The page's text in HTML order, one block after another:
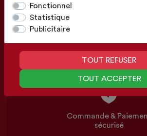
Fonctionnel
Statistique
Publicitaire
TOUT REFUSER
TOUT ACCEPTER
Sur mesure ou
Commande &
sécurisé